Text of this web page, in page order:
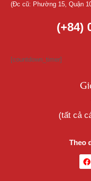
(Đc cũ: Phường 15, Quận
(+84)
[countdown_timer]
(tất cả
Theo